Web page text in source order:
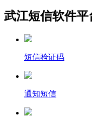
武江短信软件平
短信验证码
通知短信